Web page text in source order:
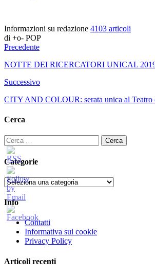
Informazioni su redazione 4103 articoli
di +o- POP
Precedente
NOTTE DEI RICERCATORI UNICAL 2019
Successivo
CITY AND COLOUR: serata unica al Teatro
Cerca
Ricerca
per:
Categorie
Categorie
Info
Contatti
Informativa sui cookie
Privacy Policy
Articoli recenti